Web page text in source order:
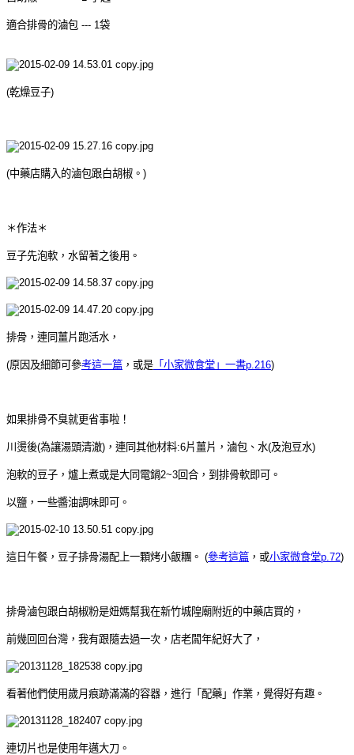
適合排骨的滷包 --- 1袋
(乾燥豆子)
(中藥店購入的滷包跟白胡椒。)
＊作法＊
豆子先泡軟，水留著之後用。
排骨， 連同薑片跑活水，
(原因及細節可參考這一篇 ，或是 「 小家微食堂」一書p.216)
如果排骨不臭就更省事啦！
川燙後(為讓湯頭清澈)，連同其他材料:6片薑片，滷包、水(及泡豆水)
泡軟的豆子，爐上煮或是大同電鍋2~3回合，到排骨軟即可。
以鹽，一些醬油調味即可。
這日午餐，豆子排骨湯配上一顆烤小飯糰。 (參考這篇 ，或小家微食堂p.72)
排骨滷包跟白胡椒粉是妞媽幫我在新竹城隍廟附近的中藥店買的，
前幾回回台灣，我有跟隨去過一次，店老闆年紀好大了，
看著他們使用歲月痕跡滿滿的容器，進行「配藥」作業，覺得好有趣。
連切片也是使用年邁大刀。